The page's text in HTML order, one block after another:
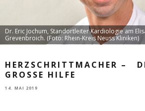
Dr. Eric Jochum, Standortleiter Kardiologie am
Grevenbroich. (Foto: Rhein-Kreis Neuss Kliniken)
HERZSCHRITTMACHER –
GROSSE HILFE
14. MAI 2019